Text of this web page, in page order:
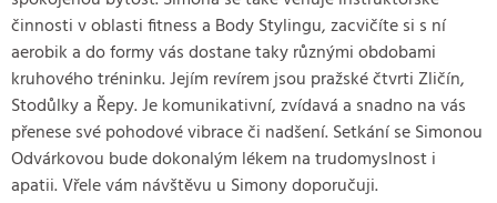
činnosti v oblasti fitness a Body Stylingu, zacvičíte si s ní
aerobik a do formy vás dostane taky různými obdobami
kruhového tréninku. Jejím revírem jsou pražské čtvrti Zličín,
Stodůlky a Řepy. Je komunikativní, zvídavá a snadno na vás
přenese své pohodové vibrace či nadšení. Setkání se Simonou
Odvárkovou bude dokonalým lékem na trudomyslnost i
apatii. Vřele vám návštěvu u Simony doporučuji.